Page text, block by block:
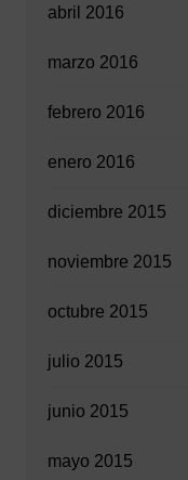
abril 2016
marzo 2016
febrero 2016
enero 2016
diciembre 2015
noviembre 2015
octubre 2015
julio 2015
junio 2015
mayo 2015